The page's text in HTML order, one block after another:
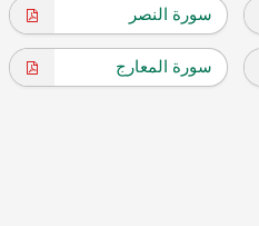
سورة النصر
سورة المعارج